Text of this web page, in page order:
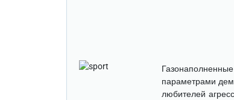
параметрами
любителей